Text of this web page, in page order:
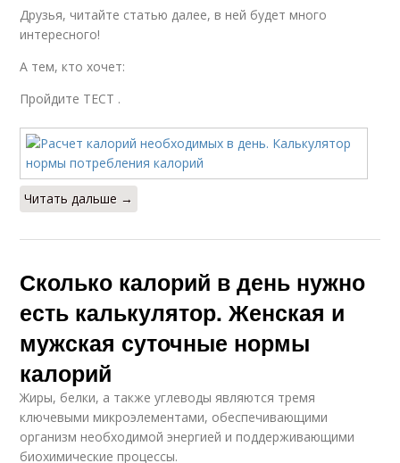
Друзья, читайте статью далее, в ней будет много
интересного!
А тем, кто хочет:
Пройдите ТЕСТ .
Читать дальше →
Сколько калорий в день нужно
есть калькулятор. Женская и
мужская суточные нормы
калорий
Жиры, белки, а также углеводы являются тремя
ключевыми микроэлементами, обеспечивающими
организм необходимой энергией и поддерживающими
биохимические процессы.